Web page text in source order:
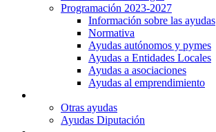
Programación 2023-2027
Información sobre las ayudas
Normativa
Ayudas autónomos y pymes
Ayudas a Entidades Locales
Ayudas a asociaciones
Ayudas al emprendimiento
Otras ayudas
Ayudas Diputación